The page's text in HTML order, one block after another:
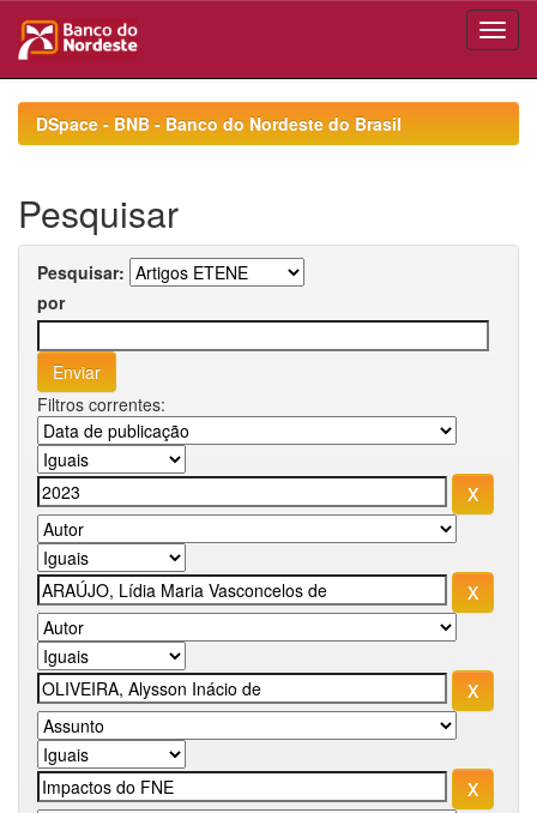
navigationDSpace - BNB - Banco do Nordeste do Brasil
Pesquisar
Pesquisar:
por
Filtros correntes: